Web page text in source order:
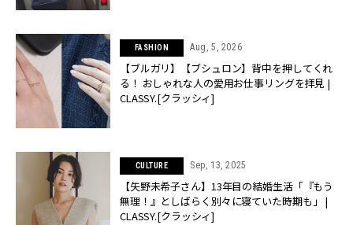
FASHION Aug, 5, 2026
【ブルガリ】【ブシュロン】背中を押してくれ
る！ おしゃれな人の愛用お仕事リングを拝見 |
CLASSY.[クラッシィ]
CULTURE Sep, 13, 2025
【矢野未希子さん】13年目の結婚生活「『もう
無理！』としばらく別々に寝ていた時期も」 |
CLASSY.[クラッシィ]